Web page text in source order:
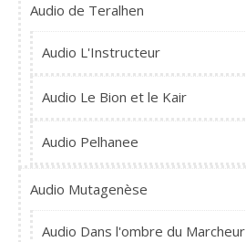
Audio de Teralhen
Audio L'Instructeur
Audio Le Bion et le Kair
Audio Pelhanee
Audio Mutagenèse
Audio Dans l'ombre du Marcheur